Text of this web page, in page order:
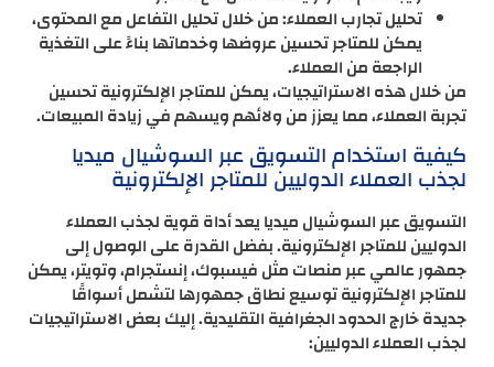
تحليل تجارب العملاء: من خلال تحليل التفاعل مع المحتوى،
يمكن للمتاجر تحسين عروضها وخدماتها بناءً على التغذية
الراجعة من العملاء.
من خلال هذه الاستراتيجيات، يمكن للمتاجر الإلكترونية تحسين
تجربة العملاء، مما يعزز من ولائهم ويسهم في زيادة المبيعات.
كيفية استخدام التسويق عبر السوشيال ميديا
لجذب العملاء الدوليين للمتاجر الإلكترونية
التسويق عبر السوشيال ميديا يعد أداة قوية لجذب العملاء
الدوليين للمتاجر الإلكترونية. بفضل القدرة على الوصول إلى
جمهور عالمي عبر منصات مثل فيسبوك، إنستجرام، وتويتر، يمكن
للمتاجر الإلكترونية توسيع نطاق جمهورها لتشمل أسواقًا
جديدة خارج الحدود الجغرافية التقليدية. إليك بعض الاستراتيجيات
لجذب العملاء الدوليين: